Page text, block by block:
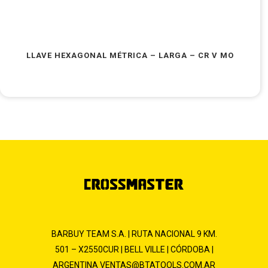
LLAVE HEXAGONAL MÉTRICA – LARGA – CR V MO
BARBUY TEAM S.A. | RUTA NACIONAL 9 KM.
501 – X2550CUR | BELL VILLE | CÓRDOBA |
ARGENTINA VENTAS@BTATOOLS.COM.AR